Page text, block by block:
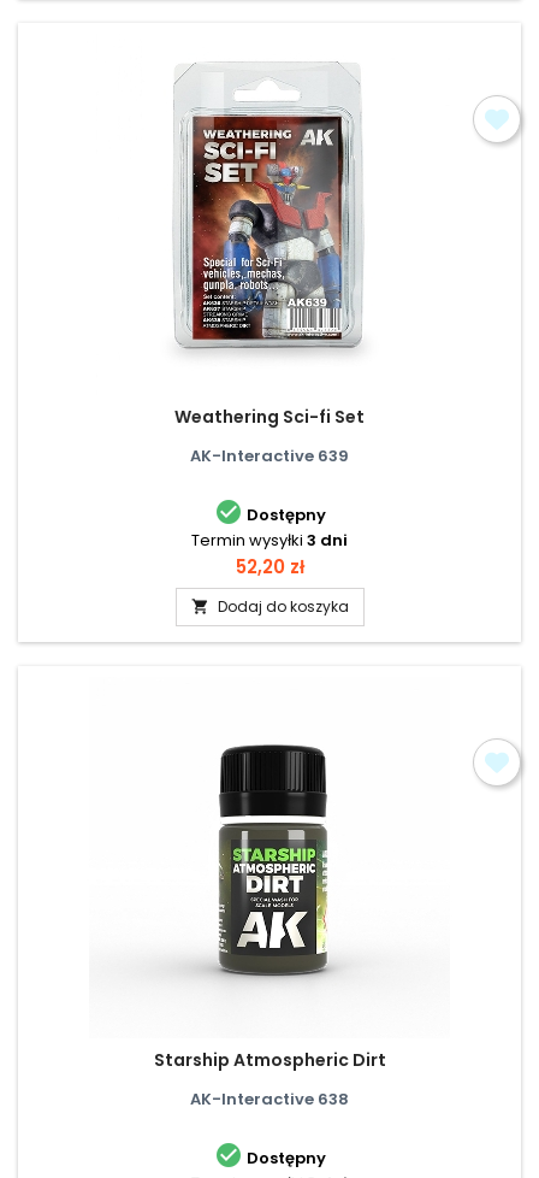
Weathering Sci-fi Set
AK-Interactive 639
 Dostępny
Termin wysyłki 3 dni
Cena
52,20 zł
 Dodaj do koszyka
Starship Atmospheric Dirt
AK-Interactive 638
 Dostępny